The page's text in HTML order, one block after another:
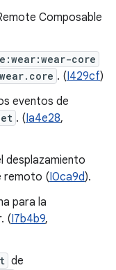
Composable
core
. (I429cf)
eventos de
. (Ia4e28,
desplazamiento
remoto (I0ca9d).
para la
(I7b4b9,
de